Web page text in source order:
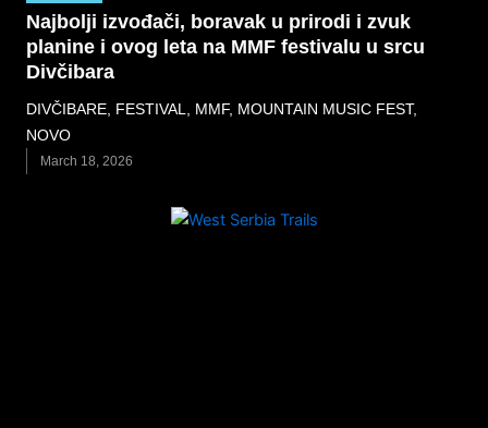
Najbolji izvođači, boravak u prirodi i zvuk
planine i ovog leta na MMF festivalu u srcu
Divčibara
DIVČIBARE FESTIVAL MMF, MOUNTAIN MUSIC FEST,
NOVO
March 18, 2026